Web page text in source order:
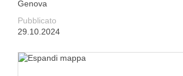
Genova
Pubblicato
29.10.2024